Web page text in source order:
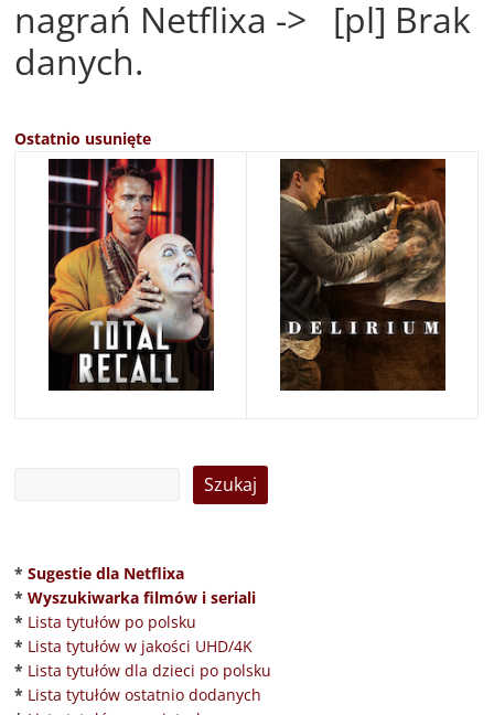
nagrań Netflixa -> [pl] Brak
danych.
Ostatnio usunięte
* Sugestie dla Netflixa
* Wyszukiwarka filmów i seriali
* Lista tytułów po polsku
* Lista tytułów w jakości UHD/4K
* Lista tytułów dla dzieci po polsku
* Lista tytułów ostatnio dodanych